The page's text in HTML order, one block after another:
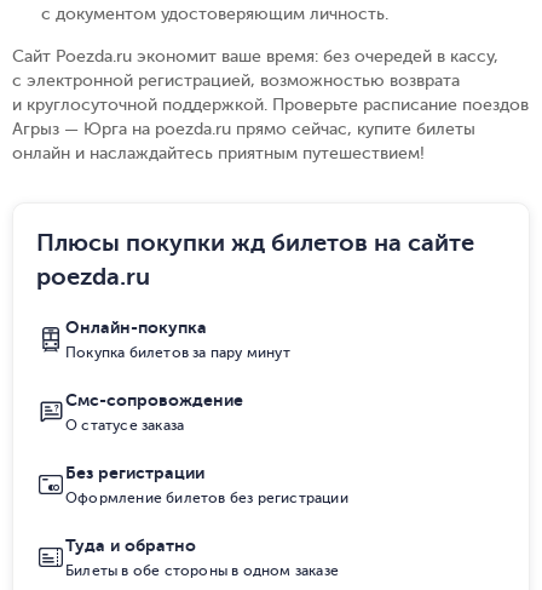
с документом удостоверяющим личность.
Сайт Poezda.ru экономит ваше время: без очередей в кассу,
с электронной регистрацией, возможностью возврата
и круглосуточной поддержкой. Проверьте расписание поездов
Агрыз — Юрга на poezda.ru прямо сейчас, купите билеты
онлайн и наслаждайтесь приятным путешествием!
Плюсы покупки жд билетов на сайте
poezda.ru
Онлайн-покупка
Покупка билетов за пару минут
Смс-сопровождение
О статусе заказа
Без регистрации
Оформление билетов без регистрации
Туда и обратно
Билеты в обе стороны в одном заказе